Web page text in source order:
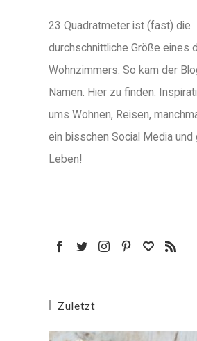
23 Quadratmeter ist (fast) die
durchschnittliche Größe eines
Wohnzimmers. So kam der
Namen. Hier zu finden:
ums Wohnen, Reisen,
ein bisschen Social Media und
Leben!
Zuletzt